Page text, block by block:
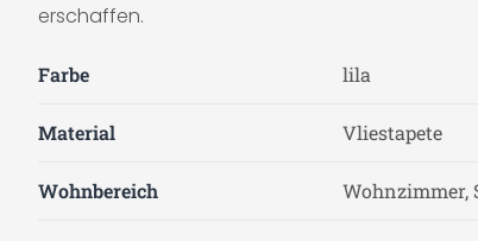
erschaffen.
Farbe lila
Material Vliestapete
Wohnbereich Wohnzimmer,